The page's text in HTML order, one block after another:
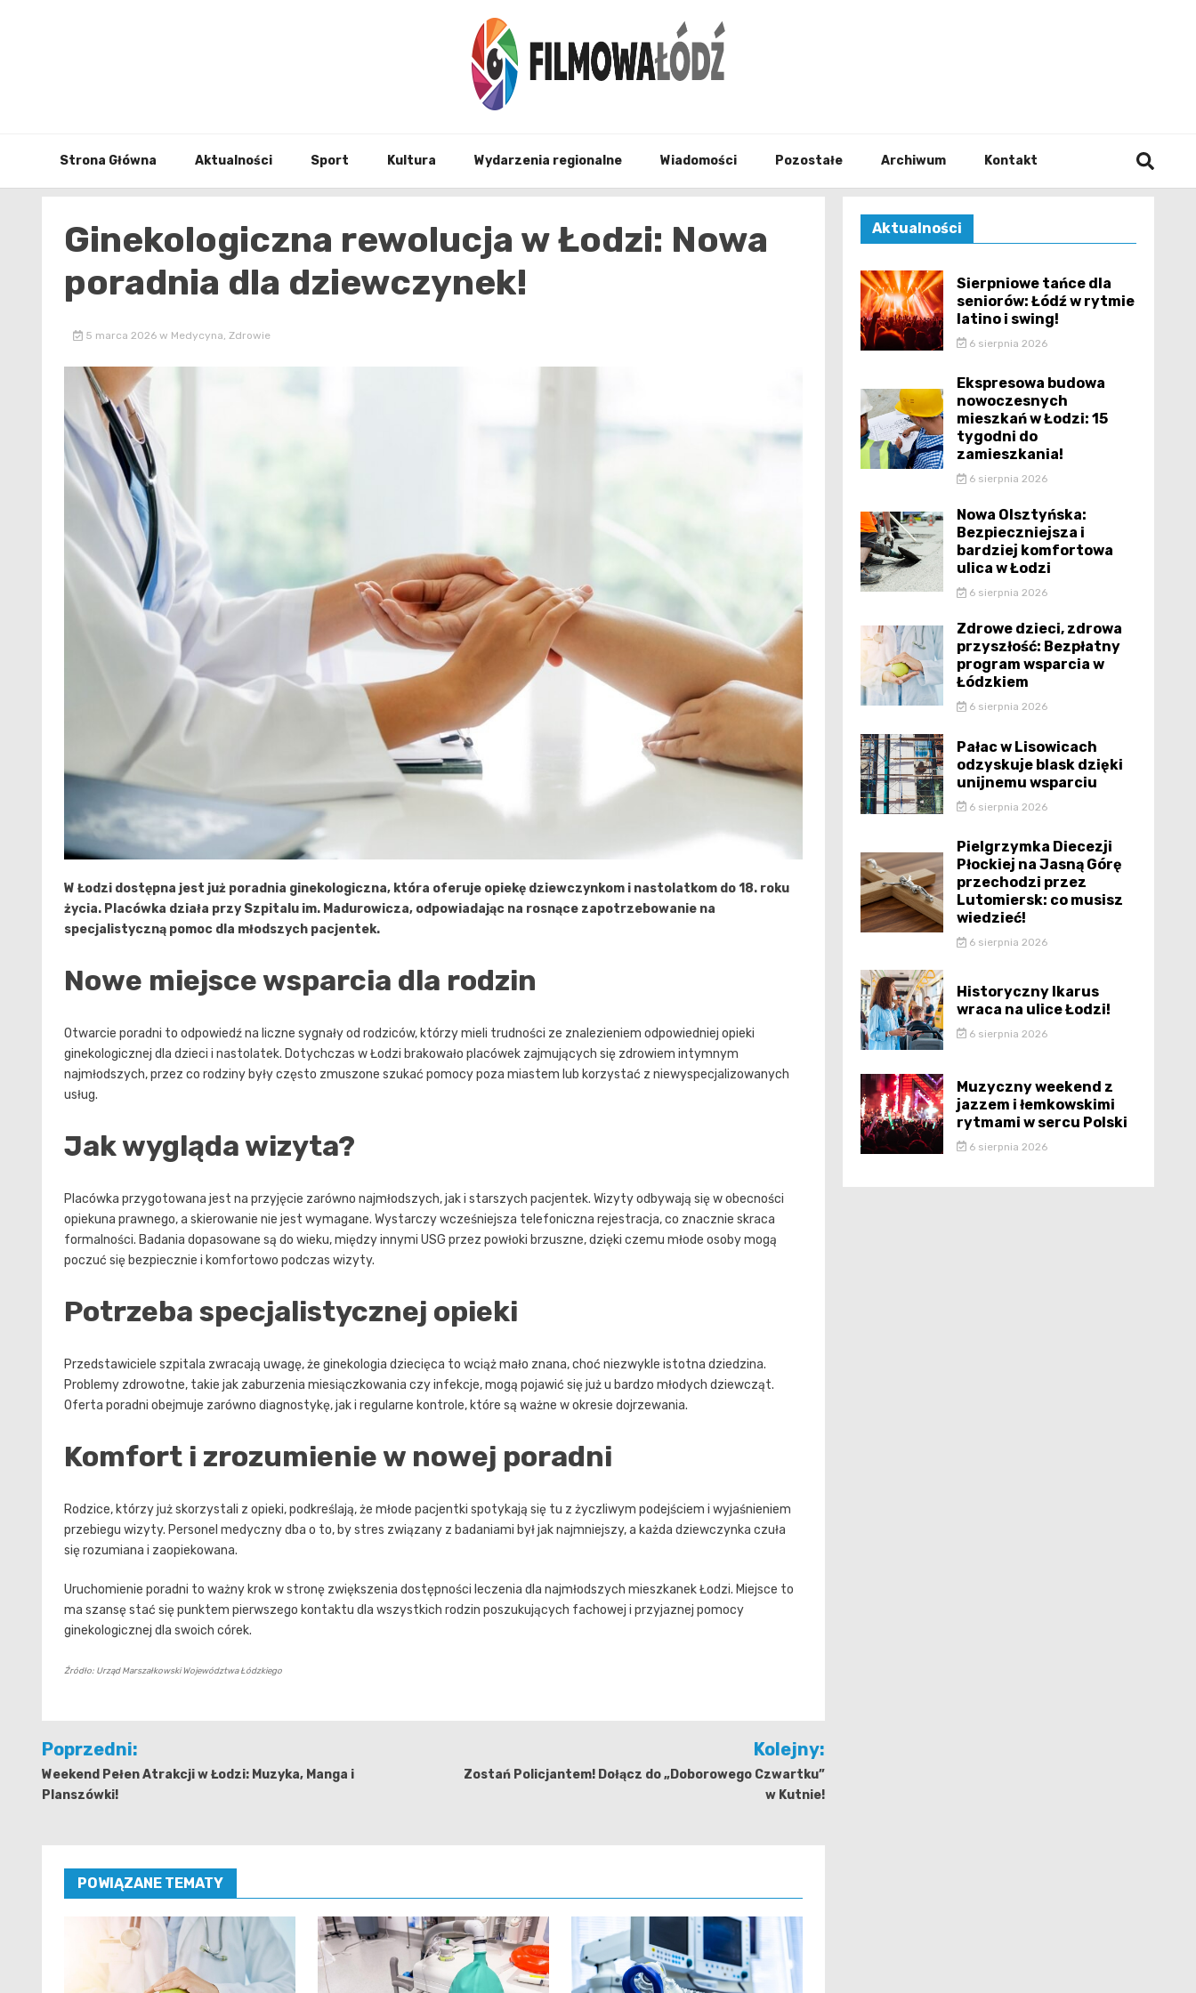
Strona Główna Aktualności Sport Kultura Wydarzenia regionalne Wiadomości Pozostałe Archiwum Kontakt
Ginekologiczna rewolucja w Łodzi: Nowa
poradnia dla dziewczynek!
5 marca 2026 w Medycyna, Zdrowie
W Łodzi dostępna jest już poradnia ginekologiczna, która oferuje opiekę dziewczynkom i nastolatkom do 18. roku
życia. Placówka działa przy Szpitalu im. Madurowicza, odpowiadając na rosnące zapotrzebowanie na
specjalistyczną pomoc dla młodszych pacjentek.
Nowe miejsce wsparcia dla rodzin
Otwarcie poradni to odpowiedź na liczne sygnały od rodziców, którzy mieli trudności ze znalezieniem odpowiedniej opieki
ginekologicznej dla dzieci i nastolatek. Dotychczas w Łodzi brakowało placówek zajmujących się zdrowiem intymnym
najmłodszych, przez co rodziny były często zmuszone szukać pomocy poza miastem lub korzystać z niewyspecjalizowanych
usług.
Jak wygląda wizyta?
Placówka przygotowana jest na przyjęcie zarówno najmłodszych, jak i starszych pacjentek. Wizyty odbywają się w obecności
opiekuna prawnego, a skierowanie nie jest wymagane. Wystarczy wcześniejsza telefoniczna rejestracja, co znacznie skraca
formalności. Badania dopasowane są do wieku, między innymi USG przez powłoki brzuszne, dzięki czemu młode osoby mogą
poczuć się bezpiecznie i komfortowo podczas wizyty.
Potrzeba specjalistycznej opieki
Przedstawiciele szpitala zwracają uwagę, że ginekologia dziecięca to wciąż mało znana, choć niezwykle istotna dziedzina.
Problemy zdrowotne, takie jak zaburzenia miesiączkowania czy infekcje, mogą pojawić się już u bardzo młodych dziewcząt.
Oferta poradni obejmuje zarówno diagnostykę, jak i regularne kontrole, które są ważne w okresie dojrzewania.
Komfort i zrozumienie w nowej poradni
Rodzice, którzy już skorzystali z opieki, podkreślają, że młode pacjentki spotykają się tu z życzliwym podejściem i wyjaśnieniem
przebiegu wizyty. Personel medyczny dba o to, by stres związany z badaniami był jak najmniejszy, a każda dziewczynka czuła
się rozumiana i zaopiekowana.
Uruchomienie poradni to ważny krok w stronę zwiększenia dostępności leczenia dla najmłodszych mieszkanek Łodzi. Miejsce to
ma szansę stać się punktem pierwszego kontaktu dla wszystkich rodzin poszukujących fachowej i przyjaznej pomocy
ginekologicznej dla swoich córek.
Źródło: Urząd Marszałkowski Województwa Łódzkiego
Nawigacja
wpisu
Poprzedni:
Weekend Pełen Atrakcji w Łodzi: Muzyka, Manga i
Planszówki!
Kolejny:
Zostań Policjantem! Dołącz do „Doborowego Czwartku”
w Kutnie!
POWIĄZANE TEMATY
Aktualności
Sierpniowe tańce dla
seniorów: Łódź w rytmie
latino i swing!
6 sierpnia 2026
Ekspresowa budowa
nowoczesnych
mieszkań w Łodzi: 15
tygodni do
zamieszkania!
6 sierpnia 2026
Nowa Olsztyńska:
Bezpieczniejsza i
bardziej komfortowa
ulica w Łodzi
6 sierpnia 2026
Zdrowe dzieci, zdrowa
przyszłość: Bezpłatny
program wsparcia w
Łódzkiem
6 sierpnia 2026
Pałac w Lisowicach
odzyskuje blask dzięki
unijnemu wsparciu
6 sierpnia 2026
Pielgrzymka Diecezji
Płockiej na Jasną Górę
przechodzi przez
Lutomiersk: co musisz
wiedzieć!
6 sierpnia 2026
Historyczny Ikarus
wraca na ulice Łodzi!
6 sierpnia 2026
Muzyczny weekend z
jazzem i łemkowskimi
rytmami w sercu Polski
6 sierpnia 2026